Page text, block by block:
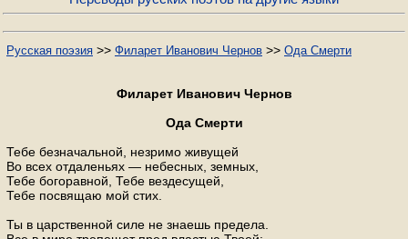
Случайное стихотворение
Рейтинг русских поэтов
Рейтинг стихотворений
Русская поэзия >> Филарет Иванович Чернов >> Ода Смерти
Филарет Иванович Чернов
Ода Смерти
Тебе безначальной, незримо живущей
Во всех отдаленьях — небесных, земных,
Тебе богоравной, Тебе вездесущей,
Тебе посвящаю мой стих.
Ты в царственной силе не знаешь предела.